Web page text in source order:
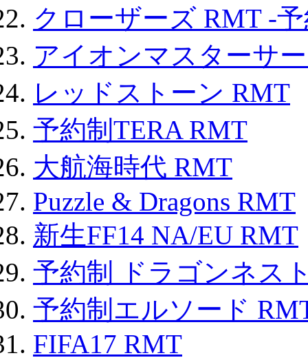
クローザーズ RMT -
アイオンマスターサ
レッドストーン RMT
予約制TERA RMT
大航海時代 RMT
Puzzle & Dragons RMT
新生FF14 NA/EU RMT
予約制 ドラゴンネス
予約制エルソード
FIFA17 RMT